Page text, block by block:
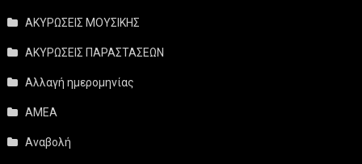
ΑΚΥΡΩΣΕΙΣ ΜΟΥΣΙΚΗΣ
ΑΚΥΡΩΣΕΙΣ ΠΑΡΑΣΤΑΣΕΩΝ
Αλλαγή ημερομηνίας
ΑΜΕΑ
Αναβολή